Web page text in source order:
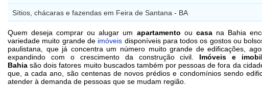
Sítios, chácaras e fazendas em Feira de Santana - BA
Quem deseja comprar ou alugar um apartamento ou casana Bahia
variedade muito grande de imóveis disponíveis para todos os gostos ou
paulistana, que já concentra um número muito grande de edificações,
expandindo com o crescimento da construção civil. Imóveis e
Bahia são dois fatores muito buscados também por pessoas de fora da
que, a cada ano, são centenas de novos prédios e condomínios sendo
atender à demanda de pessoas que se mudam região.